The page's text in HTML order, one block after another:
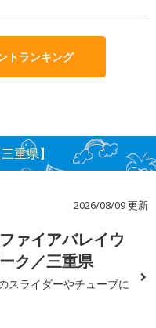
トランキング
重県】
2026/08/09 更新
ァイアバレイウ
ク／三重県
スライダーやチューブに